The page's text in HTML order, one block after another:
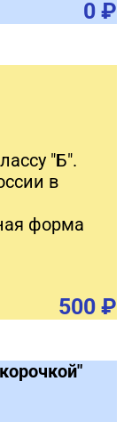
0 ₽
"Б".
в
форма
500 ₽